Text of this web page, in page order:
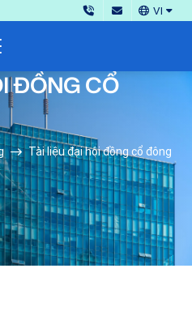
VI
ĐỒNG CỔ
Tài liệu đại hội đồng cổ đông